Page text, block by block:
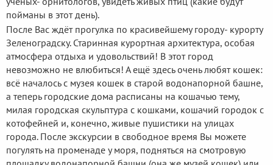
пойманы в этот день).
После Вас ждёт прогулка по красивейшему городу- курорту
Зеленоградску. Старинная курортная архитектура, особая
атмосфера отдыха и удовольствий! В этот город
невозможно не влюбиться! А ещё здесь очень любят кошек:
всё началось с музея кошек в старой водонапорной башне,
а теперь городские дома расписаны на кошачью тему,
милая городская скульптура с кошками, кошачий городок с
котофейней и, конечно, живые пушистики на улицах
города. После экскурсии в свободное время Вы можете
погулять на променаде у моря, подняться на смотровую